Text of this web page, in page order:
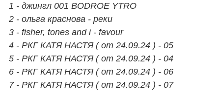
1 - джингл 001 BODROE YTRO
2 - ольга краснова - реки
3 - fisher, tones and i - favour
4 - РКГ КАТЯ НАСТЯ ( от 24.09.24 ) - 05
5 - РКГ КАТЯ НАСТЯ ( от 24.09.24 ) - 04
6 - РКГ КАТЯ НАСТЯ ( от 24.09.24 ) - 06
7 - РКГ КАТЯ НАСТЯ ( от 24.09.24 ) - 07